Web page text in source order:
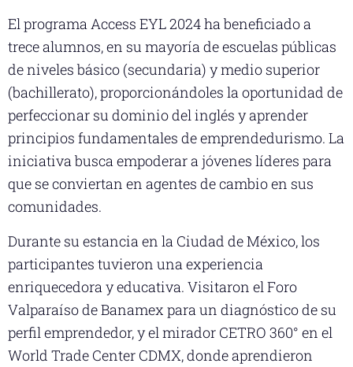
El programa Access EYL 2024 ha beneficiado a
trece alumnos, en su mayoría de escuelas públicas
de niveles básico (secundaria) y medio superior
(bachillerato), proporcionándoles la oportunidad de
perfeccionar su dominio del inglés y aprender
principios fundamentales de emprendedurismo. La
iniciativa busca empoderar a jóvenes líderes para
que se conviertan en agentes de cambio en sus
comunidades.
Durante su estancia en la Ciudad de México, los
participantes tuvieron una experiencia
enriquecedora y educativa. Visitaron el Foro
Valparaíso de Banamex para un diagnóstico de su
perfil emprendedor, y el mirador CETRO 360° en el
World Trade Center CDMX, donde aprendieron